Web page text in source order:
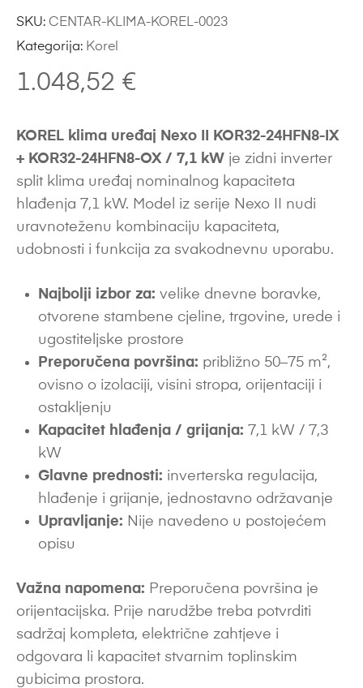
1.048,52 €
KOREL klima uređaj Nexo II KOR32-24HFN8-IX
+ KOR32-24HFN8-OX / 7,1 kW je zidni inverter
split klima uređaj nominalnog kapaciteta
hlađenja 7,1 kW. Model iz serije Nexo II nudi
uravnoteženu kombinaciju kapaciteta,
udobnosti i funkcija za svakodnevnu uporabu.
Najbolji izbor za: velike dnevne boravke,
otvorene stambene cjeline, trgovine, urede i
ugostiteljske prostore
Preporučena površina: približno 50–75 m²,
ovisno o izolaciji, visini stropa, orijentaciji i
ostakljenju
Kapacitet hlađenja / grijanja: 7,1 kW / 7,3
kW
Glavne prednosti: inverterska regulacija,
hlađenje i grijanje, jednostavno održavanje
Upravljanje: Nije navedeno u postojećem
opisu
Važna napomena: Preporučena površina je
orijentacijska. Prije narudžbe treba potvrditi
sadržaj kompleta, električne zahtjeve i
odgovara li kapacitet stvarnim toplinskim
gubicima prostora.
SKU: CENTAR-KLIMA-KOREL-0023
Kategorija: Korel